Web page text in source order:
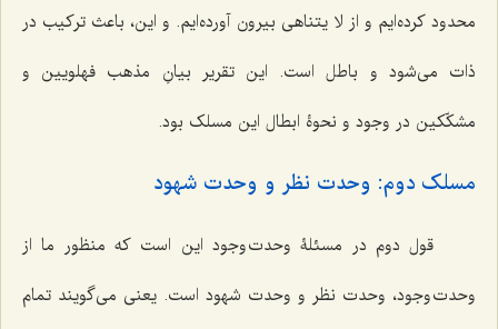
محدود کرده‌ایم و از لا یتناهی بیرون آورده‌ایم. و این، باعث ترکیب در
ذات می‌شود و باطل است. این تقریر بیانِ مذهب فهلویین و
مشکّکین در وجود و نحوۀ ابطال این مسلک بود.
مسلک دوم: وحدت نظر و وحدت شهود
قول دوم در مسئلۀ وحدت وجود این است که منظور ما از
وحدت وجود، وحدت نظر و وحدت شهود است. یعنی می‌گویند تمام